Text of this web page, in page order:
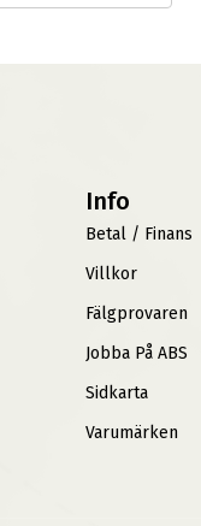
Info
Betal / Finans
Villkor
Fälgprovaren
Jobba På ABS
Sidkarta
Varumärken